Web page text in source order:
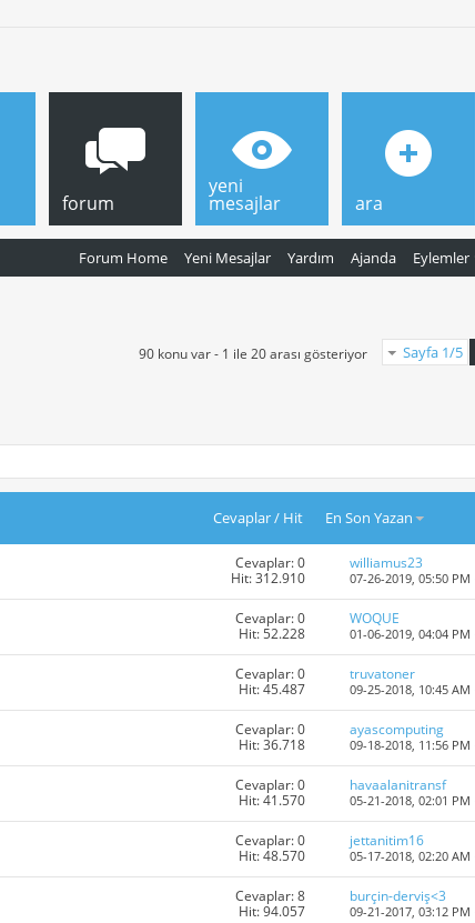
forum
Forum Home Yeni Mesajlar Yardım Ajanda Eylemler
yeni
mesajlar ara
Sayfa 1/5
90 konu var - 1 ile 20 arası gösteriyor
Cevaplar/ Hit En Son Yazan
Cevaplar: 0
Hit: 312.910
williamus23
07-26-2019,05:50 PM
Cevaplar: 0
Hit: 52.228
WOQUE
01-06-2019,04:04 PM
Cevaplar: 0
Hit: 45.487
truvatoner
09-25-2018, 10:45 AM
Cevaplar: 0
Hit: 36.718
ayascomputing
09-18-2018, 11:56 PM
Cevaplar: 0
Hit: 41.570
havaalanitransf
05-21-2018,02:01 PM
Cevaplar: 0
Hit: 48.570
jettanitim16
05-17-2018,02:20 AM
Cevaplar: 8
Hit: 94.057
burçin-derviş<3
09-21-2017,03:12 PM